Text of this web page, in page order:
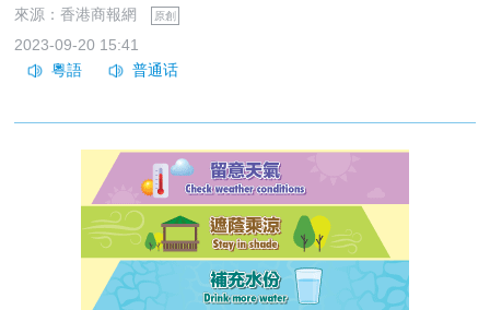
來源：香港商報網 原創
2023-09-20 15:41